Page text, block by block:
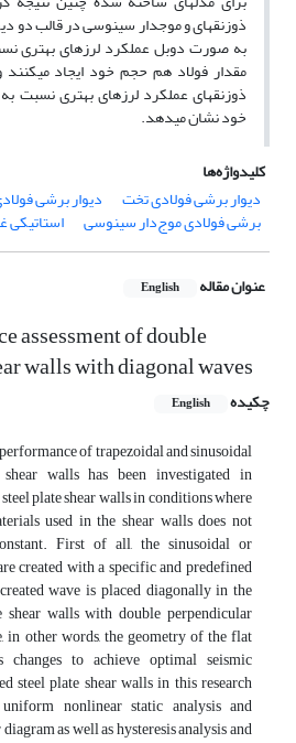
ذوزنقه­ای و موج­دار سینوسی در قالب دو
به صورت دوبل عملکرد لرزه­ای بهتری
مقدار فولاد هم حجم خود ایجاد
ذوزنقه­ای عملکرد لرزه­ای بهتری نسبت
خود نشان می­دهد.
کلیدواژه‌ها
دیوار برشی فولادی تخت
دیوار برشی
برشی فولادی موج‌دار سینوسی استاتیکی
عنوان مقاله English
assessment of double
walls with diagonal waves
چکیده English
of trapezoidal and sinusoidal
walls has been investigated in
plate shear walls in conditions where
used in the shear walls does not
First of all, the sinusoidal or
created with a specific and predefined
wave is placed diagonally in the
walls with double perpendicular
in other words, the geometry of the flat
changes to achieve optimal seismic
steel plate shear walls in this research
nonlinear static analysis and
as well as hysteresis analysis and